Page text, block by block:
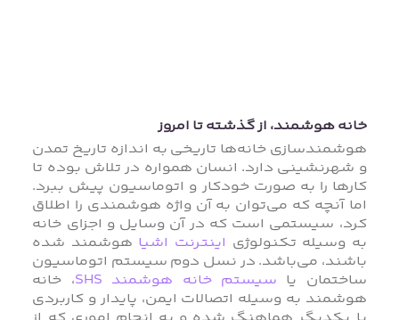
خانه هوشمند، از گذشته تا امروز
هوشمندسازی خانه‌ها تاریخی به اندازه تاریخ تمدن
و شهرنشینی دارد. انسان همواره در تلاش بوده تا
کارها را به صورت خودکار و اتوماسیون پیش ببرد.
اما آنچه که می‌توان به آن واژه هوشمندی را اطلاق
کرد، سیستمی است که در آن وسایل و اجزای خانه
به وسیله تکنولوژی اینترنت اشیا هوشمند شده
باشند، می‌باشد. در نسل دوم سیستم اتوماسیون
ساختمان یا سیستم خانه هوشمند SHS
، خانه
هوشمند به وسیله اتصالات ایمن، پایدار و کاربردی